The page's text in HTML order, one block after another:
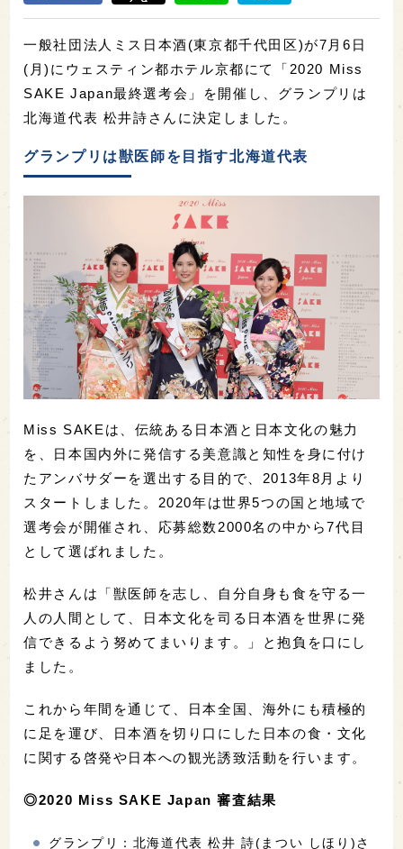
⼀般社団法⼈ミス⽇本酒(東京都千代⽥区)が7⽉6⽇
(⽉)にウェスティン都ホテル京都にて「2020 Miss
SAKE Japan最終選考会」を開催し、グランプリは
北海道代表 松井詩さんに決定しました。
グランプリは獣医師を目指す北海道代表
Miss SAKEは、伝統ある⽇本酒と⽇本⽂化の魅⼒
を、⽇本国内外に発信する美意識と知性を⾝に付け
たアンバサダーを選出する⽬的で、2013年8⽉より
スタートしました。2020年は世界5つの国と地域で
選考会が開催され、応募総数2000名の中から7代目
として選ばれました。
松井さんは「獣医師を志し、自分自身も食を守る一
人の人間として、日本文化を司る日本酒を世界に発
信できるよう努めてまいります。」と抱負を口にし
ました。
これから年間を通じて、日本全国、海外にも積極的
に足を運び、日本酒を切り口にした日本の食・文化
に関する啓発や日本への観光誘致活動を行います。
◎2020 Miss SAKE Japan 審査結果
グランプリ：北海道代表 松井 詩(まつい しほり)さ